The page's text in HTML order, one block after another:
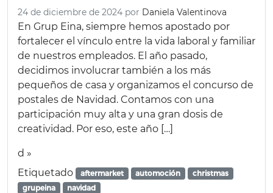
24 de diciembre de 2024 por Daniela Valentinova
En Grup Eina, siempre hemos apostado por
fortalecer el vínculo entre la vida laboral y familiar
de nuestros empleados. El año pasado,
decidimos involucrar también a los más
pequeños de casa y organizamos el concurso de
postales de Navidad. Contamos con una
participación muy alta y una gran dosis de
creatividad. Por eso, este año […]
d »
Etiquetado
aftermarket automoción
christmas
grupeina
navidad